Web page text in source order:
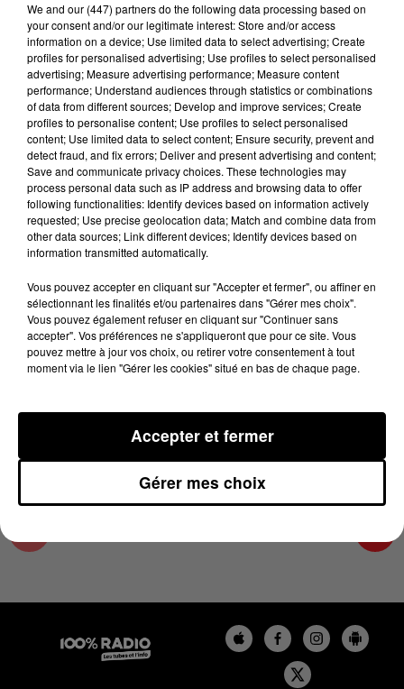
Lecture (1 min 14 sec)
100%
100% Radio l'agenda de l'Hérault
3 juin 2024 - 1 min 14 sec
L'AGENDA DE L'HÉRAULT DU 03/06/2024 À
06H48
L'AGENDA DE L'HERAULT
We and our (447) partnersdo the following data processing based on
your consent and/or our legitimate interest: Store and/or access
information on a device; Use limited data to select advertising; Create
profiles for personalised advertising; Use profiles to select personalised
advertising; Measure advertising performance; Measure content
performance; Understand audiences through statistics or combinations
of data from different sources; Develop and improve services; Create
profiles to personalise content; Use profiles to select personalised
content; Use limited data to select content; Ensure security, prevent and
detect fraud, and fix errors; Deliver and present advertising and content;
Save and communicate privacy choices. These technologies may
process personal data such as IP address and browsing data to offer
following functionalities: Identify devices based on information actively
requested; Use precise geolocation data; Match and combine data from
other data sources; Link different devices; Identify devices based on
information transmitted automatically.
Vous pouvez accepter en cliquant sur "Accepter et fermer", ou affiner en
sélectionnant les finalités et/ou partenaires dans "Gérer mes choix".
Vous pouvez également refuser en cliquant sur "Continuer sans
accepter". Vos préférences ne s'appliqueront que pour ce site. Vous
pouvez mettre à jour vos choix, ou retirer votre consentement à tout
moment via le lien "Gérer les cookies" situé en bas de chaque page.
Gérer mes choix
Accepter et fermer